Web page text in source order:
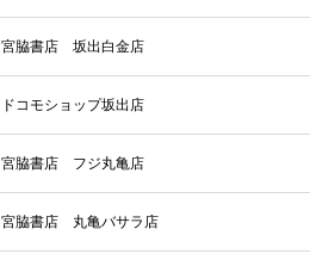
宮脇書店 坂出白金店
ドコモショップ坂出店
宮脇書店 フジ丸亀店
宮脇書店 丸亀バサラ店